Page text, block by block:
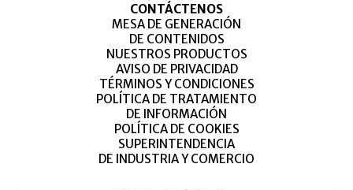
CONTÁCTENOS
MESA DE GENERACIÓN
DE CONTENIDOS
NUESTROS PRODUCTOS
AVISO DE PRIVACIDAD
TÉRMINOS Y CONDICIONES
POLÍTICA DE TRATAMIENTO
DE INFORMACIÓN
POLÍTICA DE COOKIES
SUPERINTENDENCIA
DE INDUSTRIA Y COMERCIO